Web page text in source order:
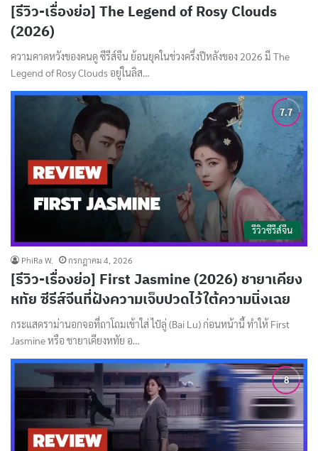
[รีวิว-เรื่องย่อ] The Legend of Rosy Clouds
(2026)
ความคาดหวังของคนดู ซีรีส์จีน ย้อนยุคในช่วงครึ่งปีหลังของ 2026 มี The
Legend of Rosy Clouds อยู่ในลิส…
รีวิวซีรีส์จีน
PhiRa W. กรกฎาคม 4, 2026
[รีวิว-เรื่องย่อ] First Jasmine (2026) ชายาเคียง
หทัย ซีรีส์จีนที่ฝังความเจ็บปวดไว้ใต้ความนิ่งเฉย
กระแสดราม่านอกจอที่ถาโถมเข้าใส่ ไป๋ลู่ (Bai Lu) ก่อนหน้านี้ ทำให้ First
Jasmine หรือ ชายาเคียงหทัย อ…